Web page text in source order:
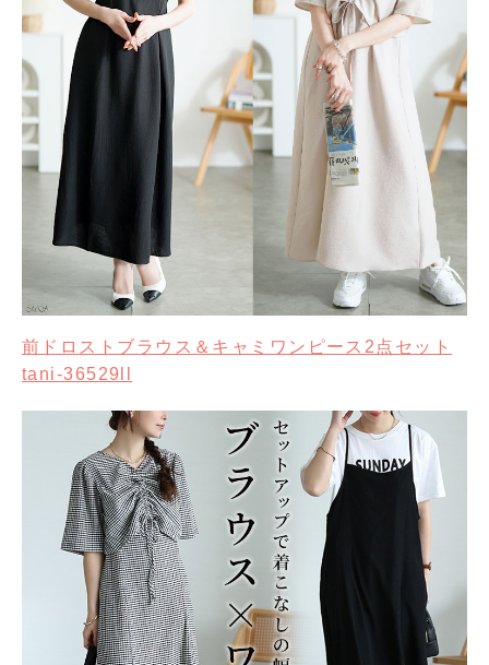
前ドロストブラウス＆キャミワンピース2点セット
tani-36529ll